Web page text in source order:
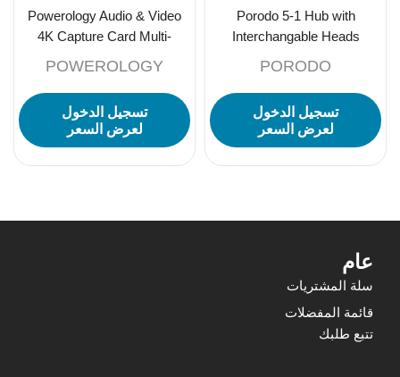
Porodo 5-1 Hub with
Interchangable Heads
PORODO
تسجيل الدخول
لعرض السعر
Powerology Audio & Video
4K Capture Card Multi-
POWEROLOGY
تسجيل الدخول
لعرض السعر
عام
سلة المشتريات
قائمة المفضلات
تتبع طلبك